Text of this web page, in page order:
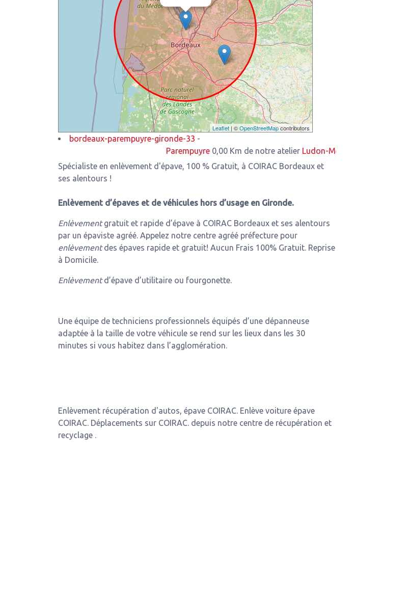
Leaflet | ©OpenStreetMapcontributors
bordeaux-parempuyre-gironde-33 -
Parempuyre0,00 Km de notre atelierLudon-Médoc3,93 Km de notre atelier
Spécialiste en enlèvement d'épave, 100 % Gratuit, à COIRAC Bordeaux et
ses alentours !
Enlèvement d’épaves et de véhicules hors d’usage en Gironde.
Enlèvementgratuit et rapide d’épave à COIRAC Bordeaux et ses alentours
par un épaviste agréé. Appelez notre centre agréé préfecture pour
enlèvementdes épaves rapide et gratuit! Aucun Frais 100% Gratuit. Reprise
à Domicile.
Enlèvementd’épave d’utilitaire ou fourgonette.
Une équipe de techniciens professionnels équipés d’une dépanneuse
adaptée à la taille de votre véhicule se rend sur les lieux dans les 30
minutes si vous habitez dans l’agglomération.
Enlèvement récupération d'autos, épave COIRAC. Enlève voiture épave
COIRAC. Déplacements sur COIRAC. depuis notre centre de récupération et
recyclage .